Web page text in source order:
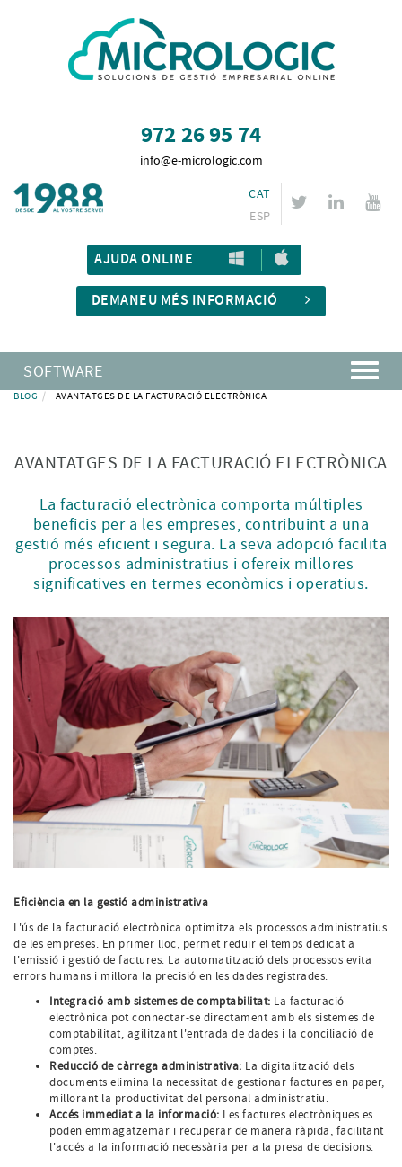
972 26 95 74
info@e-micrologic.com
CAT
ESP
AJUDA ONLINE
DEMANEU MÉS INFORMACIÓ
SOFTWARE
BLOG AVANTATGES DE LA FACTURACIÓ ELECTRÒNICA
AVANTATGES DE LA FACTURACIÓ ELECTRÒNICA
La facturació electrònica comporta múltiples
beneficis per a les empreses, contribuint a una
gestió més eficient i segura. La seva adopció facilita
processos administratius i ofereix millores
significatives en termes econòmics i operatius.
Eficiència en la gestió administrativa
L'ús de la facturació electrònica optimitza els processos administratius
de les empreses. En primer lloc, permet reduir el temps dedicat a
l'emissió i gestió de factures. La automatització dels processos evita
errors humans i millora la precisió en les dades registrades.
Integració amb sistemes de comptabilitat: La facturació
electrònica pot connectar-se directament amb els sistemes de
comptabilitat, agilitzant l'entrada de dades i la conciliació de
comptes.
Reducció de càrrega administrativa: La digitalització dels
documents elimina la necessitat de gestionar factures en paper,
millorant la productivitat del personal administratiu.
Accés immediat a la informació: Les factures electròniques es
poden emmagatzemar i recuperar de manera ràpida, facilitant
l'accés a la informació necessària per a la presa de decisions.